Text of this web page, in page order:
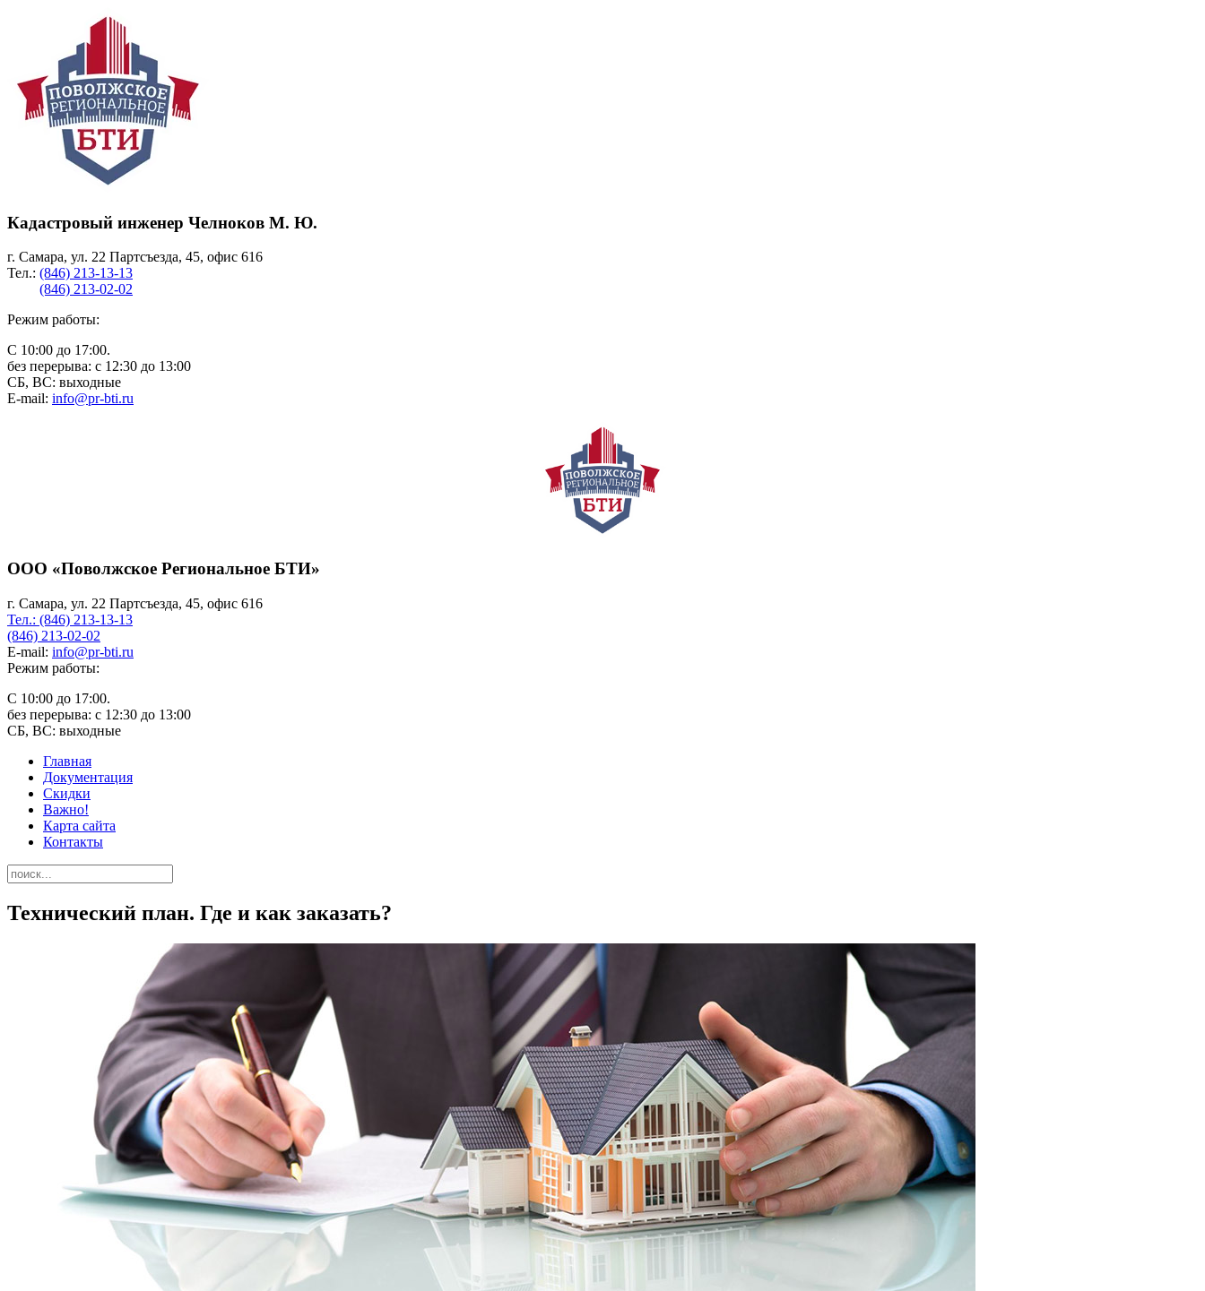
Кадастровый инженер Челноков М. Ю.
г. Самара, ул. 22 Партсъезда, 45, офис 616
Тел.: (846) 213-13-13
(846) 213-02-02
Режим работы:
С 10:00 до 17:00.
без перерыва: с 12:30 до 13:00
СБ, ВС: выходные
E-mail: info@pr-bti.ru
ООО «Поволжское Региональное БТИ»
г. Самара, ул. 22 Партсъезда, 45, офис 616
Тел.: (846) 213-13-13
(846) 213-02-02
E-mail: info@pr-bti.ru
Режим работы:
С 10:00 до 17:00.
без перерыва: с 12:30 до 13:00
СБ, ВС: выходные
Главная
Документация
Скидки
Важно!
Карта сайта
Контакты
Технический план. Где и как заказать?